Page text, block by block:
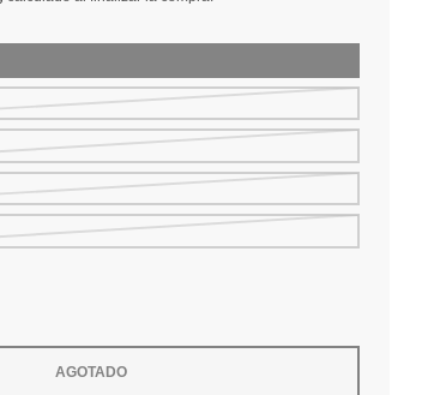
Camiseta Alpinestar Agelles Classic Tee Naranja
la cantidad para Camiseta Alpinestar Agelles
AGOTADO